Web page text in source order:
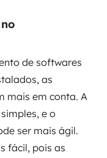
de softwares
as
mais em conta. A
e o
ser mais ágil.
fácil, pois as